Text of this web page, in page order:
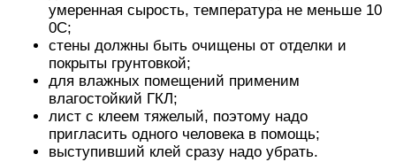
умеренная сырость, температура не меньше 10
0С;
стены должны быть очищены от отделки и
покрыты грунтовкой;
для влажных помещений применим
влагостойкий ГКЛ;
лист с клеем тяжелый, поэтому надо
пригласить одного человека в помощь;
выступивший клей сразу надо убрать.